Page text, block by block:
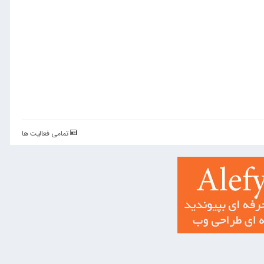
تمامی فعالیت ها